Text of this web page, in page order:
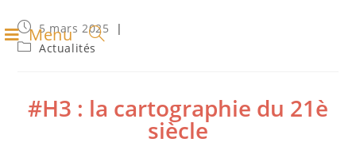
Menu
5 mars 2025
Actualités
#H3 : la cartographie du 21è
siècle